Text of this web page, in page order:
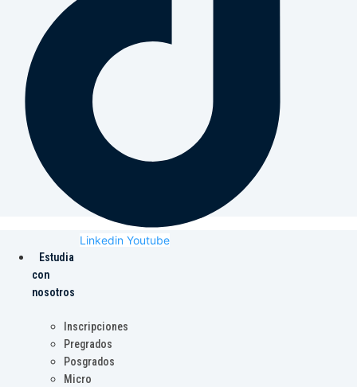
Linkedin Youtube
Estudia
con
nosotros
Inscripciones
Pregrados
Posgrados
Micro